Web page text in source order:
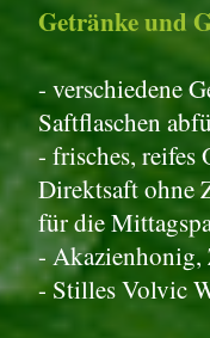
Getränke und
- verschiedene
Saftflaschen
- frisches, reifes
Direktsaft ohne
für die
- Akazienhonig,
- Stilles Volvic